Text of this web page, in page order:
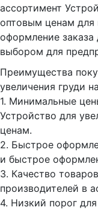
ассортимент
оптовым ценам для
оформление
выбором для
Преимущества
увеличения груди на
1.⁠ ⁠Минимальные
Устройство для
ценам.
2.⁠ ⁠Быстрое
и быстрое
3.⁠ ⁠Качество
производителей в
4.⁠ ⁠Низкий порог